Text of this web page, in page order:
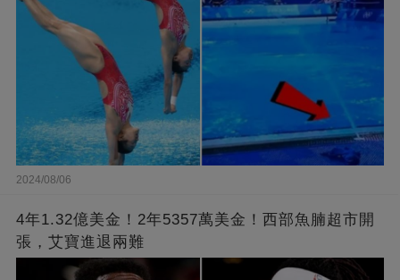
2024/08/06
4年1.32億美金！2年5357萬美金！西部魚腩超市開
張，艾寶進退兩難